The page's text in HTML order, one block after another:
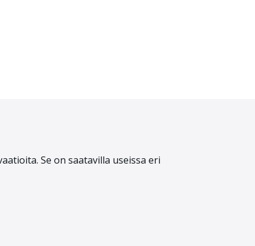
Se on saatavilla useissa eri